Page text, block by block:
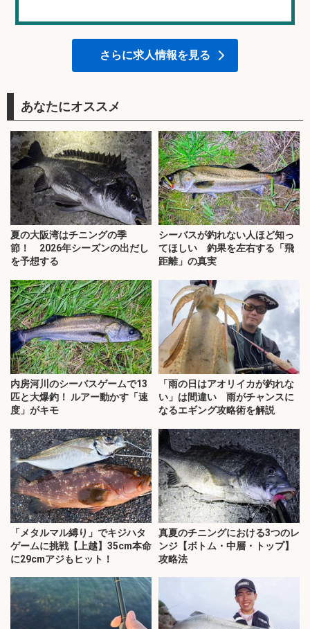
さらに求人情報を見る
あなたにオススメ
夏の大阪湾はチニングの季
節！ 2026年シーズンの出だし
を予想する
シーバスが釣れない人ほど知っ
てほしい 釣果を左右する「飛
距離」の真実
内房河川のシーバスゲームで13
匹と大爆釣！ ルアー動かす「速
度」がキモ
「雨の日はアオリイカが釣れな
い」は間違い 雨がチャンスに
なるエギング攻略術を解説
「メタルマル縛り」でキジハタ
ゲームに挑戦【上越】35cm本命
に29cmアジもヒット！
真夏のチニングにおける3つのレ
ンジ【ボトム・中層・トップ】
攻略法